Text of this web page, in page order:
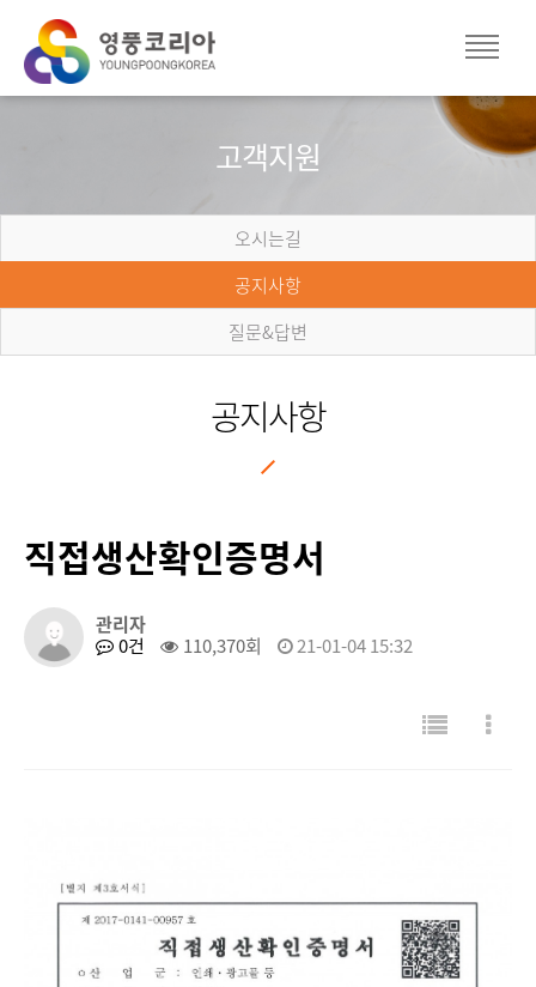
고객지원
오시는길
공지사항
질문&답변
공지사항
직접생산확인증명서
관리자
0건
110,370회 21-01-04 15:32